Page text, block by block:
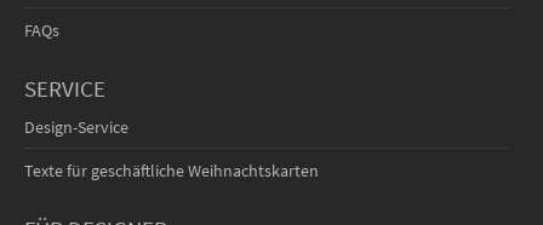
FAQs
SERVICE
Design-Service
Texte für geschäftliche Weihnachtskarten